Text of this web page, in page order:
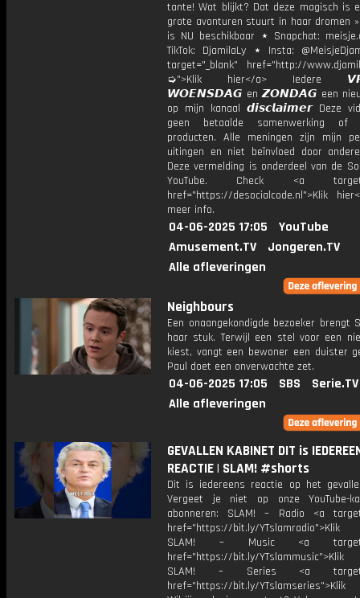
tante! Wat blijkt? Dat deze magisch is
grote avonturen stuurt in haar dromen
is NU beschikbaar ⋆ Snapchat:
TikTok: DjamilaLy ⋆ Insta:
target="_blank" href="http://
➭">Klik hier</a> Iedere
𝙒𝙊𝙀𝙉𝙎𝘿𝘼𝙂 en 𝙕𝙊𝙉𝘿𝘼𝙂 een
op mijn kanaal 𝙙𝙞𝙨𝙘𝙡𝙖𝙞𝙢𝙚𝙧 Deze
geen betaalde samenwerking of
producten. Alle meningen zijn mijn
uitingen en niet beïnvloed door
Deze vermelding is onderdeel van de
YouTube. Check <a
href="https://desocialcode.nl">Klik
meer info.
04-06-2025 17:05
YouTube
Amusement.TV
Jongeren.TV
Alle afleveringen
Neighbours
Een onaangekondigde bezoeker brengt
haar stuk. Terwijl een stel voor een
kiest, vangt een bewoner een duister
Paul doet een onverwachte zet.
04-06-2025 17:05 SBS
Serie.TV
Alle afleveringen
GEVALLEN KABINET DIT is
REACTIE | SLAM! #shorts
Dit is iedereens reactie op het
Vergeet je niet op onze YouTube-
abonneren: SLAM! – Radio <a
href="https://bit.ly/
SLAM! – Music <a
href="https://bit.ly/
SLAM! – Series <a
href="https://bit.ly/